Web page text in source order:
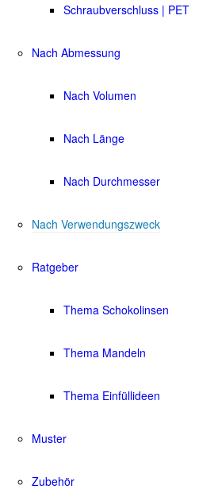
Schraubverschluss | PET
Nach Abmessung
Nach Volumen
Nach Länge
Nach Durchmesser
Nach Verwendungszweck
Ratgeber
Thema Schokolinsen
Thema Mandeln
Thema Einfüllideen
Muster
Zubehör